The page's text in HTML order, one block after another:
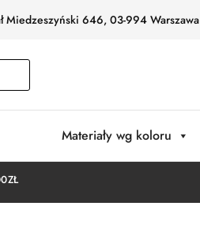
Miedzeszyński 646, 03-994 Warszawa
Materiały wg koloru
ZŁ